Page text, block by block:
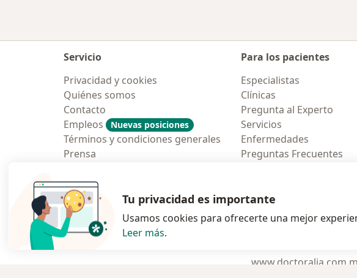
Servicio
Privacidad y cookies
Quiénes somos
Contacto
Empleos
Nuevas posiciones
Términos y condiciones generales
Prensa
Para los pacientes
Especialistas
Clínicas
Pregunta al Experto
Servicios
Enfermedades
Preguntas Frecuentes
Polska se abre en una
se abre en
Tu privacidad es importante
Usamos cookies para ofrecerte una mejor
Leer más.